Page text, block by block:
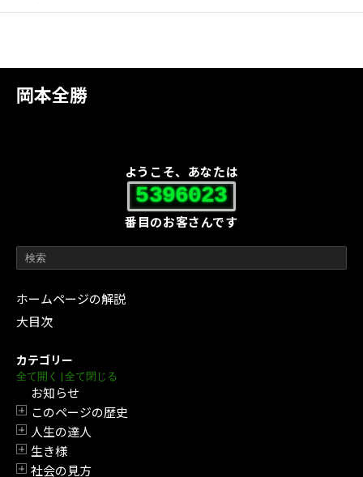
岡本全勝
ようこそ、あなたは
5396023
番目のお客さんです
ホームページの解説
大目次
カテゴリー
全て開く | 全て閉じる
お知らせ
開閉
このページの歴史
開閉
人生の達人
開閉
生き様
社会の見方